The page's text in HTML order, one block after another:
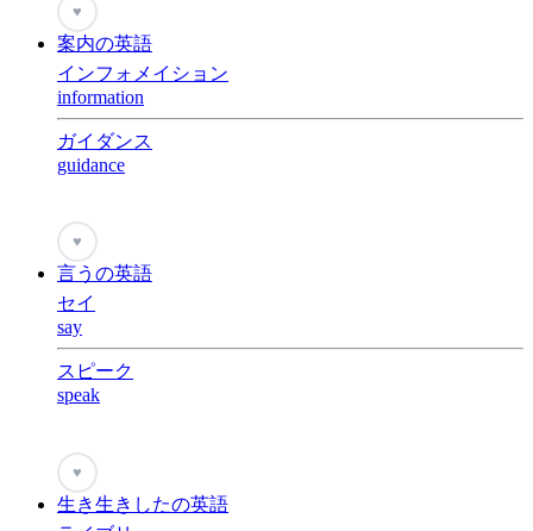
♥
案内の英語
インフォメイション
information
ガイダンス
guidance
♥
言うの英語
セイ
say
スピーク
speak
♥
生き生きしたの英語